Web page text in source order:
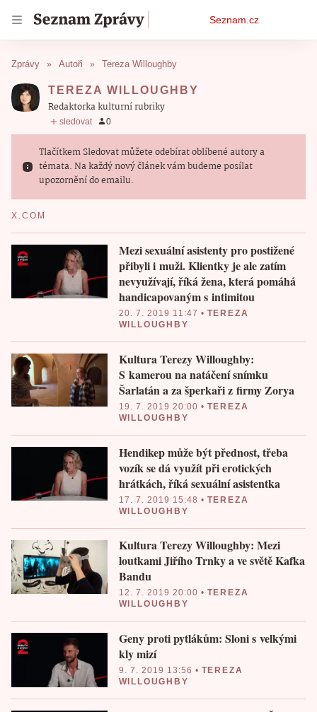
menu
Seznam.cz
Zprávy Autoři Tereza Willoughby
TEREZA WILLOUGHBY
redaktorka kulturní rubriky
Tlačítkem Sledovat můžete odebírat oblíbené autory a
témata. Na každý nový článek vám budeme posílat
upozornění do emailu.
X.COM
Mezi sexuální asistenty pro postižené
přibyli i muži. Klientky je ale zatím
nevyužívají, říká žena, která pomáhá
handicapovaným s intimitou
20. 7. 2019 11:47 • TEREZA
WILLOUGHBY
Kultura Terezy Willoughby:
S kamerou na natáčení snímku
Šarlatán a za šperkaři z firmy Zorya
19. 7. 2019 20:00 • TEREZA
WILLOUGHBY
Hendikep může být přednost, třeba
vozík se dá využít při erotických
hrátkách, říká sexuální asistentka
17. 7. 2019 15:48 • TEREZA
WILLOUGHBY
Kultura Terezy Willoughby: Mezi
loutkami Jiřího Trnky a ve světě Kafka
Bandu
12. 7. 2019 20:00 • TEREZA
WILLOUGHBY
Geny proti pytlákům: Sloni s velkými
kly mizí
9. 7. 2019 13:56 • TEREZA
WILLOUGHBY